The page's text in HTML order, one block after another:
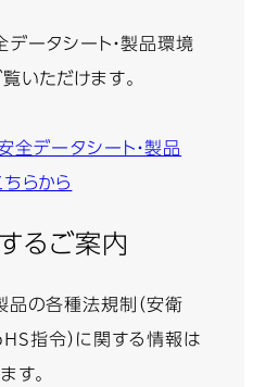
ータシート・製品環境
いただけます。
データシート・製品
らから
るご案内
の各種法規制（安衛
指令）に関する情報は
す。